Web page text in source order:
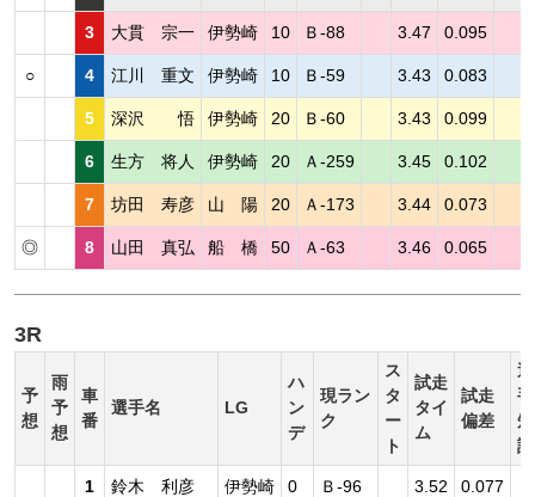
3 大貫 宗一 伊勢崎 10 Ｂ-88 3.47 0.095
○ 4 江川 重文 伊勢崎 10 Ｂ-59 3.43 0.083
5 深沢 悟 伊勢崎 20 Ｂ-60 3.43 0.099
6 生方 将人 伊勢崎 20 Ａ-259 3.45 0.102
7 坊田 寿彦 山 陽 20 Ａ-173 3.44 0.073
◎ 8 山田 真弘 船 橋 50 Ａ-63 3.46 0.065
3R
予
想
雨
予
想
車
番
選手名 LG
ハ
ン
デ
現ラン
ク
ス
タ
ー
ト
試走
タイ
ム
試走
偏差
選
手
短
評
1 鈴木 利彦 伊勢崎 0 Ｂ-96 3.52 0.077